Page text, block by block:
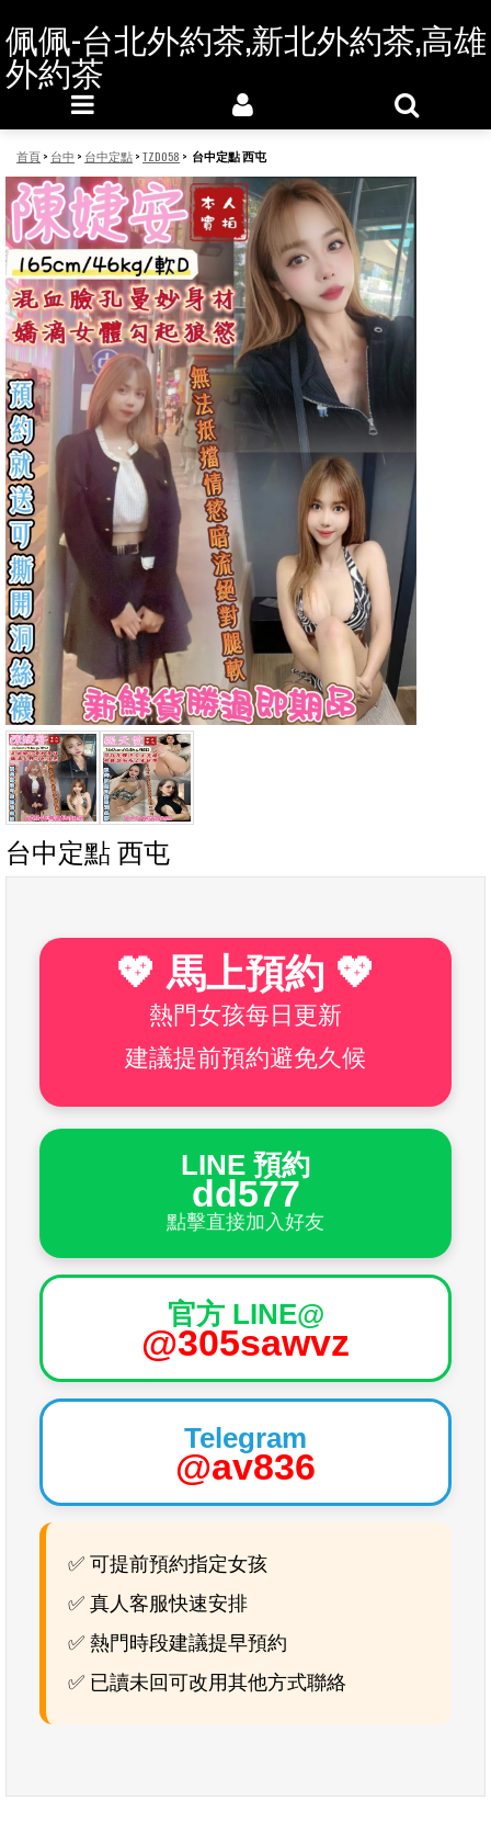
佩佩-台北外約茶,新北外約茶,高雄
外約茶
首頁> 台中 > 台中定點>TZD058 > 台中定點 西屯
台中定點 西屯
💖 馬上預約 💖
熱門女孩每日更新
建議提前預約避免久候
LINE 預約
dd577
點擊直接加入好友
官方 LINE@
@305sawvz
Telegram
@av836
✅ 可提前預約指定女孩
✅ 真人客服快速安排
✅ 熱門時段建議提早預約
✅ 已讀未回可改用其他方式聯絡